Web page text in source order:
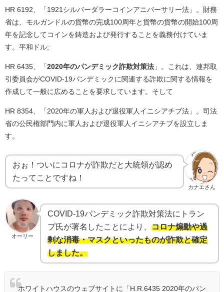
HR 6192、「1921シルバーダラーコインアニバーサリー法」。財務
省は、モルガンドルの貨幣の完成100周年と貨幣の貨幣の開始100周
年を記念してコインを鋳造および発行することを義務付けていま
す。平和ドル;
HR 6435、「2020年のパンデミック詐欺対策法 」。これは、連邦取
引委員会がCOVID-19パンデミックに関連する詐欺に関する情報を
作成して一般に広めることを要求しています。そして
HR 8354、「2020年の軍人および退役軍人イニシアチブ法」。司法
省の公民権部門内に軍人および退役軍人イニシアチブを設立しま
す。
カナエさん
おぉ！ついにコロナが詐欺だと大統領が認め
たってことですね！
オーリー
COVID-19パンデミック詐欺対策法にトラン
プ氏が署名したことにより、 コロナ煽動や過
剰な消毒・マスクといったものが詐欺と確定
しました。
ホワイトハウスのウェブサイトに「H.R.6435 2020年のパン